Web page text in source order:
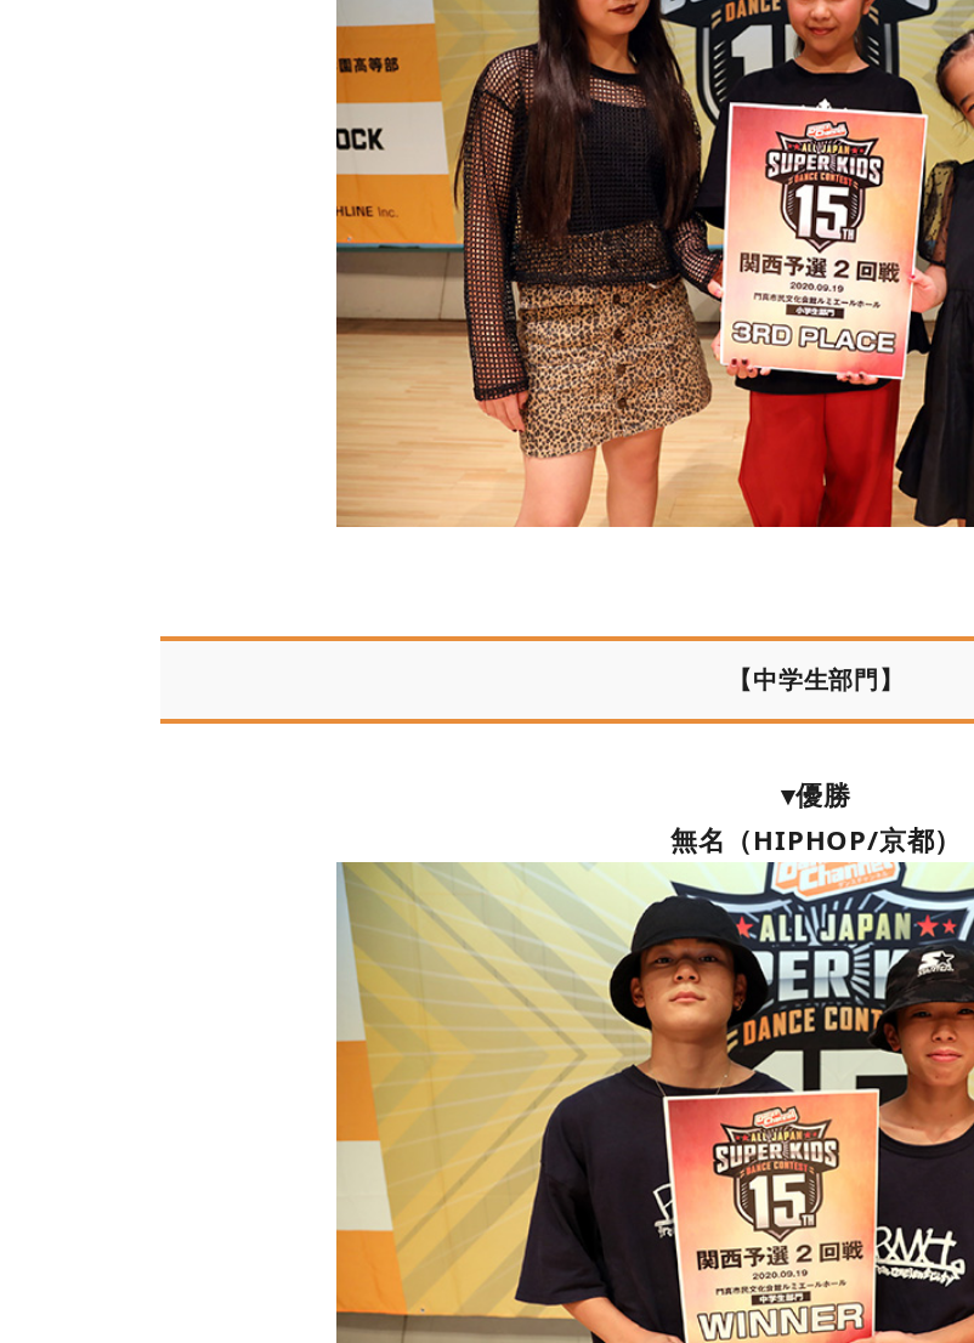
【中学生部門】
▾優勝
無名（HIPHOP/京都）